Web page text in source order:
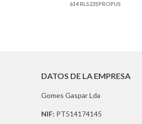
614 RLS231PROPUS
DATOS DE LA EMPRESA
Gomes Gaspar Lda
NIF: PT514174145